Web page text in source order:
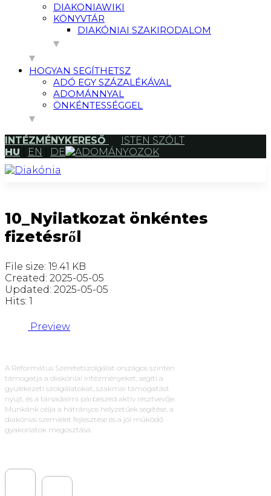
DIAKONIAWIKI
KÖNYVTÁR
DIAKÓNIAI SZAKIRODALOM
HOGYAN SEGÍTHETSZ
ADÓ EGY SZÁZALÉKÁVAL
ADOMÁNNYAL
ÖNKÉNTESSÉGGEL
INTÉZMÉNYKERESŐ
ISTEN SZÓLT
HU
EN DE ADOMÁNYOZOK
10_Nyilatkozat önkéntes
fizetésről
File size: 19.41 KB
Created: 2025-05-05
Updated: 2025-05-05
Hits: 1
Preview
A Református Szeretetszolgálat országos szinten
támogatja a diakóniai intézményeket, segíti a
gyülekezeti szolgálatokat, szakmai támogatást
nyújt, és a társadalmi párbeszéd aktív résztvevője.
Munkánk célja a hátrányos helyzetűek segítése, a
diakóniai szemlélet fejlesztése és a jól működő
gyakorlatok megosztása.